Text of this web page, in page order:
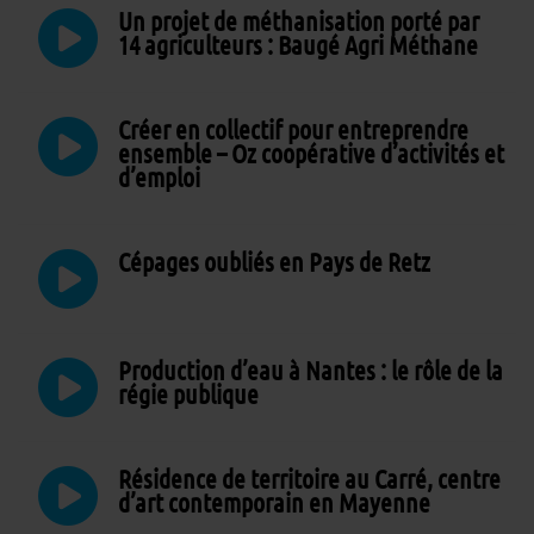
Un projet de méthanisation porté par
14 agriculteurs : Baugé Agri Méthane
Créer en collectif pour entreprendre
ensemble – Oz coopérative d’activités et
d’emploi
Cépages oubliés en Pays de Retz
Production d’eau à Nantes : le rôle de la
régie publique
Résidence de territoire au Carré, centre
d’art contemporain en Mayenne